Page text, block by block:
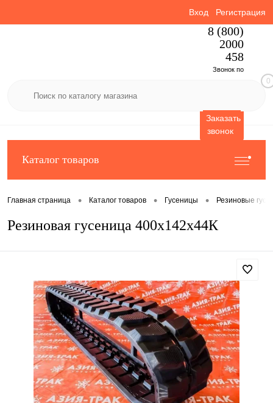
Вход Регистрация
8 (800)
2000
458
Звонок по
Заказать
звонок
0
Каталог товаров
Главная страница • Каталог товаров • Гусеницы • Резиновые
Резиновая гусеница 400x142x44К